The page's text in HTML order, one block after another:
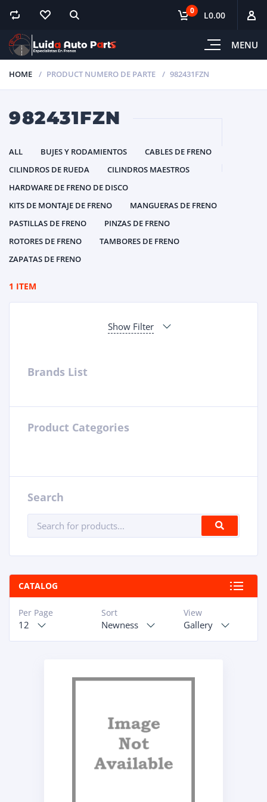
MENU
0 L0.00
HOME PRODUCT NUMERO DE PARTE 982431FZN
982431FZN
ALL BUJES Y RODAMIENTOS
CABLES DE FRENO
CILINDROS DE RUEDA
CILINDROS MAESTROS
HARDWARE DE FRENO DE DISCO
KITS DE MONTAJE DE FRENO
MANGUERAS DE FRENO
PASTILLAS DE FRENO
PINZAS DE FRENO
ROTORES DE FRENO
TAMBORES DE FRENO
ZAPATAS DE FRENO
1 ITEM
Show Filter
Brands List
Product Categories
Search
CATALOG
View
Gallery
Sort
Newness
Per Page
12